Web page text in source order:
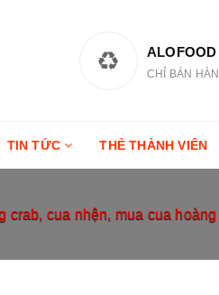
ALOFOOD
CHỈ BÁN
TIN TỨC THẺ THÀNH VIÊN
cua nhện, mua cua